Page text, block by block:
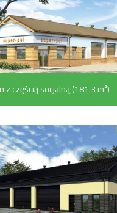
z częścią socjalną (181.3 m²)